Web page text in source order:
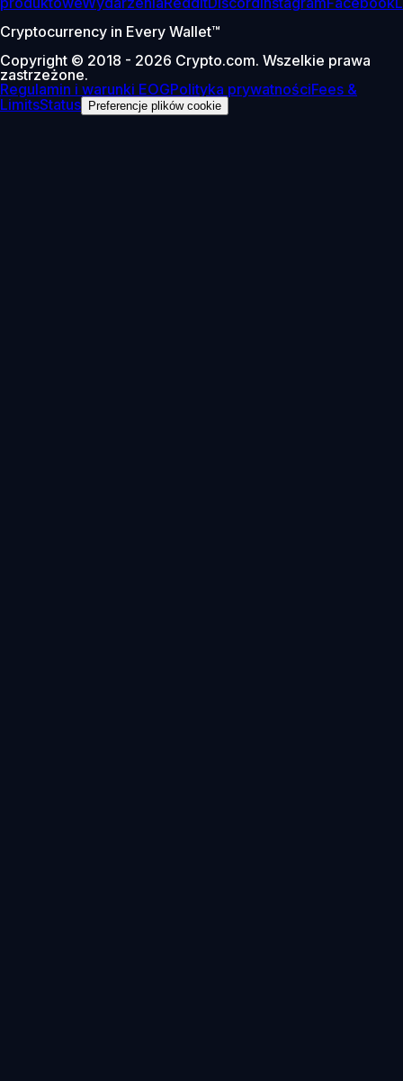
Cryptocurrency in Every Wallet™
Copyright © 2018 - 2026 Crypto.com. Wszelkie prawa
zastrzeżone.
Regulamin i warunki EOGPolityka prywatnościFees &
LimitsStatus Preferencje plików cookie